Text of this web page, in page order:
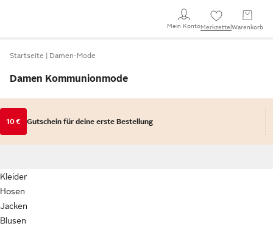
Mein KontoMerkzettel Warenkorb
Startseite Damen-Mode
Damen Kommunionmode
10 € Gutschein für deine erste Bestellung
Kleider
Hosen
Jacken
Blusen